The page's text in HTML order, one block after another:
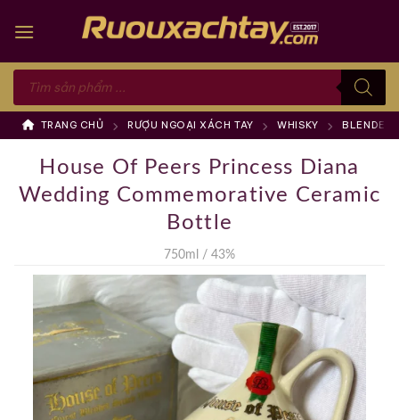
Tìm
kiếm
phẩm
TRANG CHỦ RƯỢU NGOẠI XÁCH TAY WHISKY BLENDED
House Of Peers Princess Diana
Wedding Commemorative Ceramic
Bottle
750ml / 43%